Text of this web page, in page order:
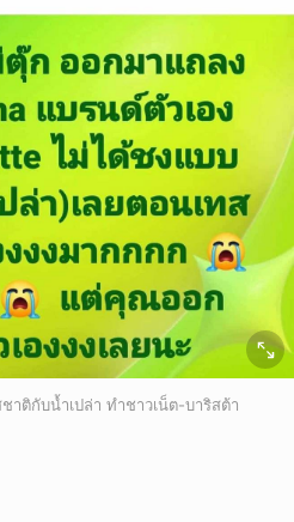
ติกับน้ำเปล่า ทำชาวเน็ต-บาริสต้า